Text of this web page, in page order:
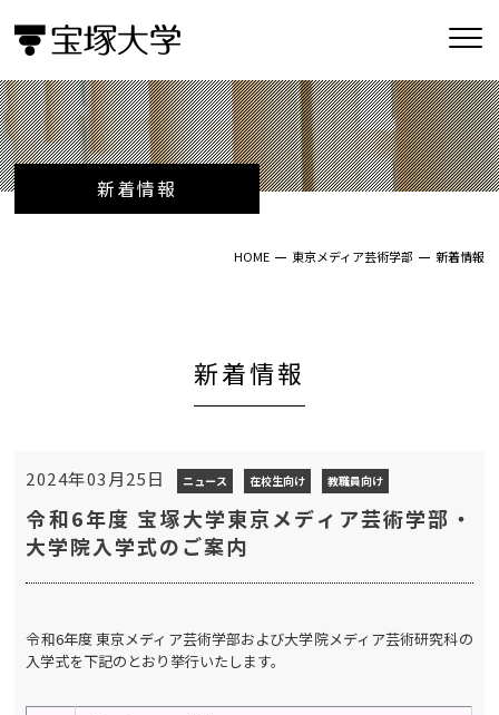
新着情報
HOME 東京メディア芸術学部 新着情報
新着情報
2024年03月25日 ニュース 在校生向け 教職員向け
令和6年度 宝塚大学東京メディア芸術学部・
大学院入学式のご案内
令和6年度 東京メディア芸術学部および大学院メディア芸術研究科の
入学式を下記のとおり挙行いたします。